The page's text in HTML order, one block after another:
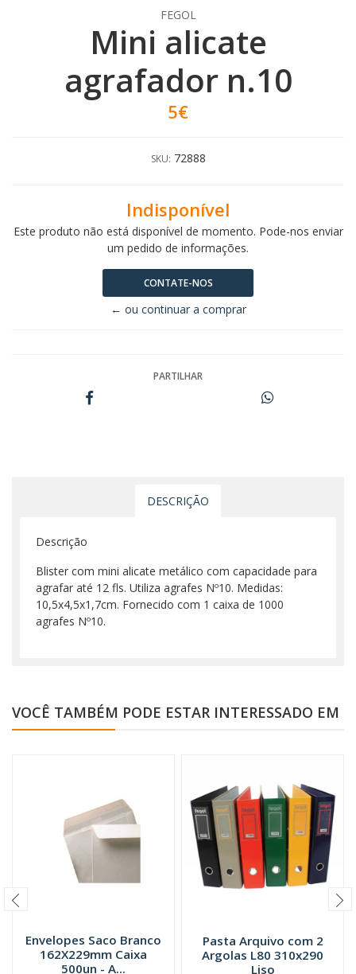
FEGOL
Mini alicate
agrafador n.10
5€
SKU: 72888
Indisponível
Este produto não está disponível de momento. Pode-nos enviar
um pedido de informações.
CONTATE-NOS
← ou continuar a comprar
PARTILHAR
DESCRIÇÃO
Descrição
Blister com mini alicate metálico com capacidade para
agrafar até 12 fls. Utiliza agrafes Nº10. Medidas:
10,5x4,5x1,7cm. Fornecido com 1 caixa de 1000
agrafes Nº10.
VOCÊ TAMBÉM PODE ESTAR INTERESSADO EM
Envelopes Saco Branco
162X229mm Caixa
500un - A...
Pasta Arquivo com 2
Argolas L80 310x290
Liso